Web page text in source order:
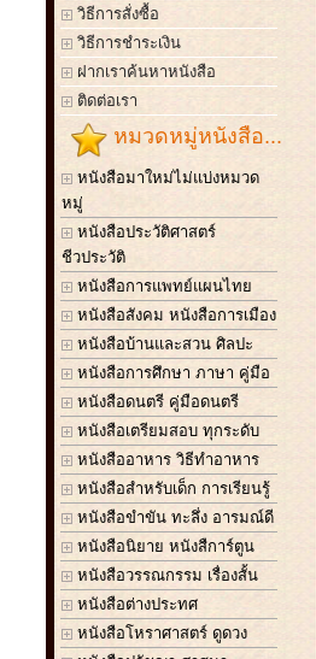
วิธีการสั่งซื้อ
วิธีการชำระเงิน
ฝากเราค้นหาหนังสือ
ติดต่อเรา
หมวดหมู่หนังสือ...
หนังสือมาใหม่ไม่แบ่งหมวด
หมู่
หนังสือประวัติศาสตร์
ชีวประวัติ
หนังสือการแพทย์แผนไทย
หนังสือสังคม หนังสือการเมือง
หนังสือบ้านและสวน ศิลปะ
หนังสือการศึกษา ภาษา คู่มือ
หนังสือดนตรี คู่มือดนตรี
หนังสือเตรียมสอบ ทุกระดับ
หนังสืออาหาร วิธีทำอาหาร
หนังสือสำหรับเด็ก การเรียนรู้
หนังสือขำขัน ทะลึ่ง อารมณ์ดี
หนังสือนิยาย หนังสืการ์ตูน
หนังสือวรรณกรรม เรื่องสั้น
หนังสือต่างประทศ
หนังสือโหราศาสตร์ ดูดวง